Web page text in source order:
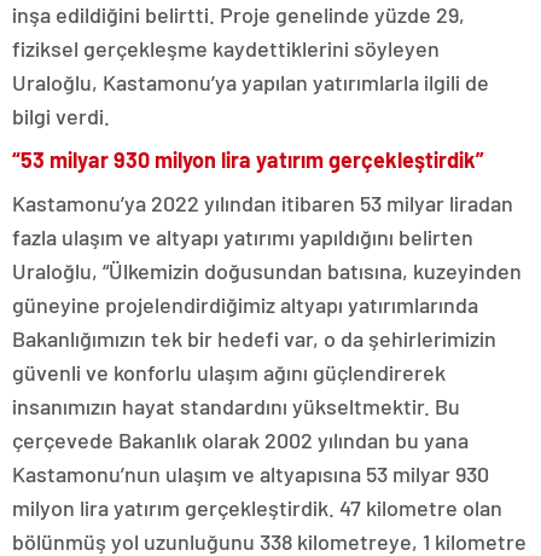
inşa edildiğini belirtti. Proje genelinde yüzde 29,
fiziksel gerçekleşme kaydettiklerini söyleyen
Uraloğlu, Kastamonu’ya yapılan yatırımlarla ilgili de
bilgi verdi.
“53 milyar 930 milyon lira yatırım gerçekleştirdik”
Kastamonu’ya 2022 yılından itibaren 53 milyar liradan
fazla ulaşım ve altyapı yatırımı yapıldığını belirten
Uraloğlu, “Ülkemizin doğusundan batısına, kuzeyinden
güneyine projelendirdiğimiz altyapı yatırımlarında
Bakanlığımızın tek bir hedefi var, o da şehirlerimizin
güvenli ve konforlu ulaşım ağını güçlendirerek
insanımızın hayat standardını yükseltmektir. Bu
çerçevede Bakanlık olarak 2002 yılından bu yana
Kastamonu’nun ulaşım ve altyapısına 53 milyar 930
milyon lira yatırım gerçekleştirdik. 47 kilometre olan
bölünmüş yol uzunluğunu 338 kilometreye, 1 kilometre